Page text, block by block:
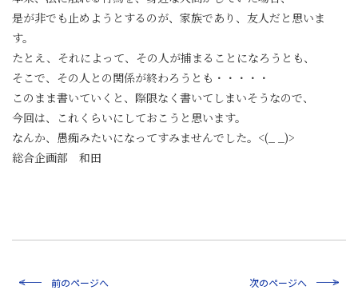
是が非でも止めようとするのが、家族であり、友人だと思いま
す。
たとえ、それによって、その人が捕まることになろうとも、
そこで、その人との関係が終わろうとも・・・・・
このまま書いていくと、際限なく書いてしまいそうなので、
今回は、これくらいにしておこうと思います。
なんか、愚痴みたいになってすみませんでした。<(_ _)>
総合企画部 和田
前のページへ 次のページへ